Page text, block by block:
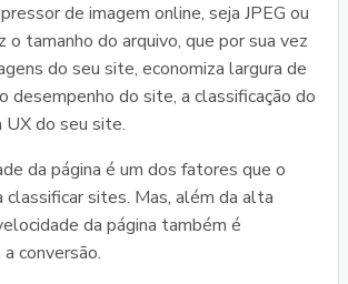
de imagem online, seja JPEG ou
o tamanho do arquivo, que por sua vez
do seu site, economiza largura de
desempenho do site, a classificação do
do seu site.
da página é um dos fatores que o
classificar sites. Mas, além da alta
da página também é
conversão.